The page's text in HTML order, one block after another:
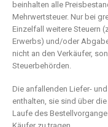
beinhalten alle
Mehrwertsteuer. Nur bei
Einzelfall weitere Steuern
Erwerbs) und/oder
nicht an den Verkäufer,
Steuerbehörden.
Die anfallenden Liefer-
enthalten, sie sind über
Laufe des